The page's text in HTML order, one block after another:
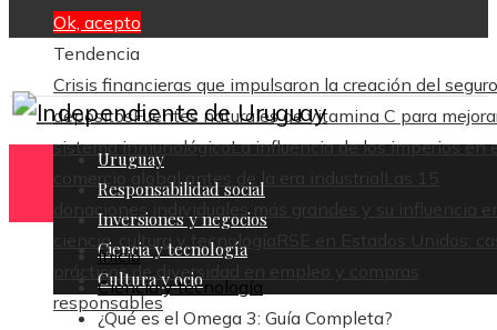
Ok, acepto
Tendencia
Crisis financieras que impulsaron la creación del
depósitosFuentes naturales de vitamina C para
sistema inmunológicoLa influencia de los imperios en
comercio global antes de la era industrial
Las 15
donaciones individuales más grandes y su influencia
ciencia, cultura y tecnología
RSE en Estados Unidos:
prácticos de diversidad en empleo y compras
responsables
Uruguay
Responsabilidad social
Inversiones y negocios
Ciencia y tecnología
Cultura y ocio
Inicio
Ciencia y tecnología
¿Qué es el Omega 3: Guía Completa?